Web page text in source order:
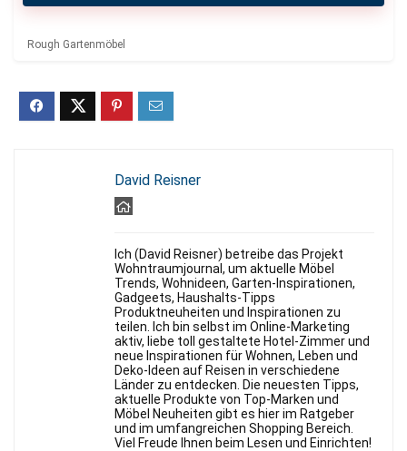
Rough Gartenmöbel
David Reisner
Ich (David Reisner) betreibe das Projekt
Wohntraumjournal, um aktuelle Möbel
Trends, Wohnideen, Garten-Inspirationen,
Gadgeets, Haushalts-Tipps
Produktneuheiten und Inspirationen zu
teilen. Ich bin selbst im Online-Marketing
aktiv, liebe toll gestaltete Hotel-Zimmer und
neue Inspirationen für Wohnen, Leben und
Deko-Ideen auf Reisen in verschiedene
Länder zu entdecken. Die neuesten Tipps,
aktuelle Produkte von Top-Marken und
Möbel Neuheiten gibt es hier im Ratgeber
und im umfangreichen Shopping Bereich.
Viel Freude Ihnen beim Lesen und Einrichten!